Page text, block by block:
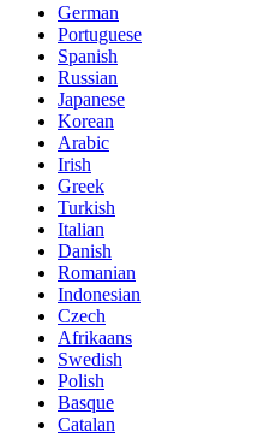
German
Portuguese
Spanish
Russian
Japanese
Korean
Arabic
Irish
Greek
Turkish
Italian
Danish
Romanian
Indonesian
Czech
Afrikaans
Swedish
Polish
Basque
Catalan